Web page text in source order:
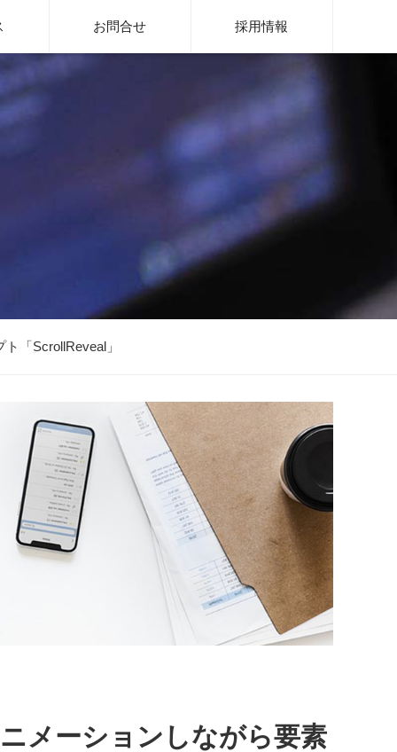
｜Merge Systemお問合せ 採用情報
「ScrollReveal」
メーションしながら要素